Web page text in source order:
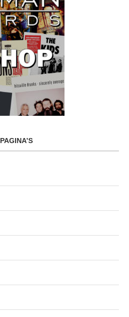
PAGINA’S